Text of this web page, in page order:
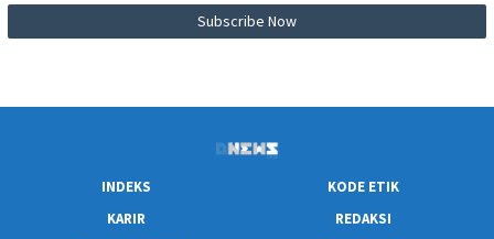
INDEKS
KODE ETIK
KARIR
REDAKSI